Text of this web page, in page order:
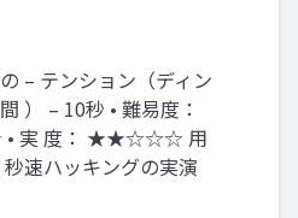
– テンション（ディン
） – 10秒 • 難易度：
実 度： ★★☆☆☆ 用
速ハッキングの実演